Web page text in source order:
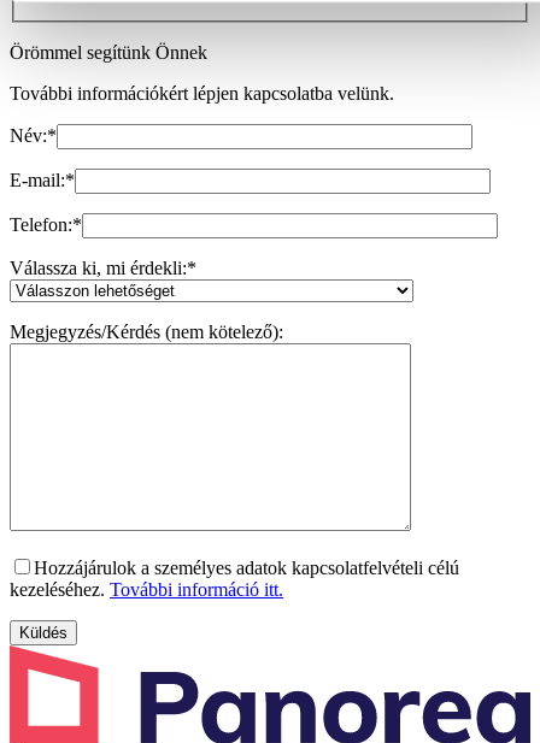
Örömmel segítünk Önnek
További információkért lépjen kapcsolatba velünk.
Név:*
E-mail:*
Telefon:*
Válassza ki, mi érdekli:*
Megjegyzés/Kérdés (nem kötelező):
Hozzájárulok a személyes adatok kapcsolatfelvételi célú
kezeléséhez. További információ itt.